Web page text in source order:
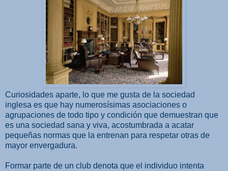
Curiosidades aparte, lo que me gusta de la sociedad
inglesa es que hay numerosísimas asociaciones o
agrupaciones de todo tipo y condición que demuestran que
es una sociedad sana y viva, acostumbrada a acatar
pequeñas normas que la entrenan para respetar otras de
mayor envergadura.
Formar parte de un club denota que el individuo intenta